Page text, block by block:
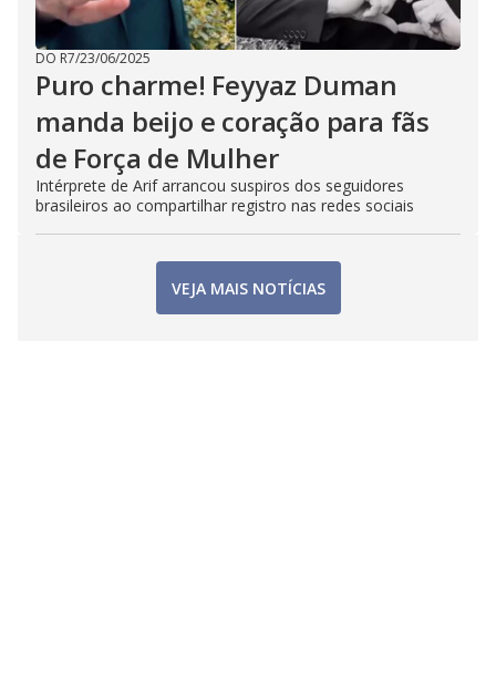
DO R7/23/06/2025
Puro charme! Feyyaz Duman
manda beijo e coração para fãs
de Força de Mulher
Intérprete de Arif arrancou suspiros dos seguidores
brasileiros ao compartilhar registro nas redes sociais
VEJA MAIS NOTÍCIAS